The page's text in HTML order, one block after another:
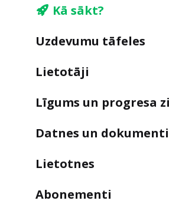
Kā sākt?
Uzdevumu tāfeles
Lietotāji
Līgums un progresa
Datnes un dokumenti
Lietotnes
Abonementi